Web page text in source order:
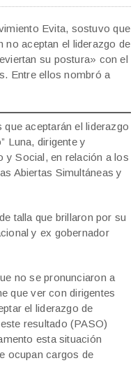
Evita, sostuvo que
no aceptan el liderazgo de
su postura» con el
Entre ellos nombró a
aceptarán el liderazgo
Luna, dirigente y
y Social, en relación a los
Abiertas Simultáneas y
talla que brillaron por su
y ex gobernador
no se pronunciaron a
que ver con dirigentes
el liderazgo de
resultado (PASO)
esta situación
ocupan cargos de